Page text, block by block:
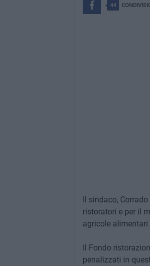
44
Il sindaco,
ristoratori e per il
agricole alimentari
Il Fondo
penalizzati in